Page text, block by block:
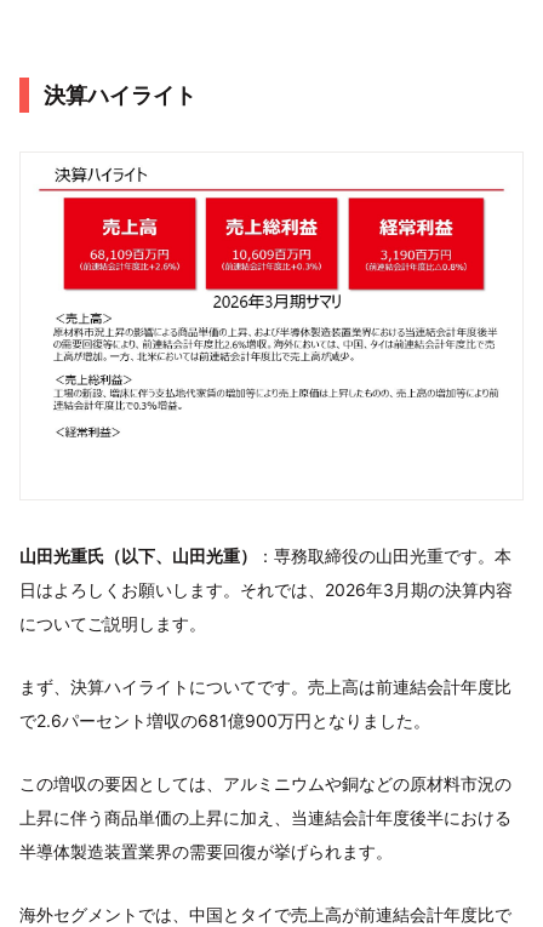
決算ハイライト
山田光重氏（以下、山田光重）
：専務取締役の山田光重です。本
日はよろしくお願いします。それでは、2026年3月期の決算内容
についてご説明します。
まず、決算ハイライトについてです。売上高は前連結会計年度比
で2.6パーセント増収の681億900万円となりました。
この増収の要因としては、アルミニウムや銅などの原材料市況の
上昇に伴う商品単価の上昇に加え、当連結会計年度後半における
半導体製造装置業界の需要回復が挙げられます。
海外セグメントでは、中国とタイで売上高が前連結会計年度比で